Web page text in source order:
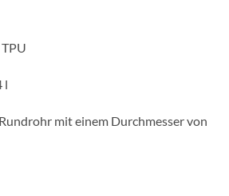
l
mit einem Durchmesser von